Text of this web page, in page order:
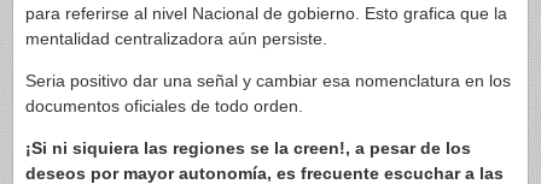
para referirse al nivel Nacional de gobierno. Esto grafica que la
mentalidad centralizadora aún persiste.
Seria positivo dar una señal y cambiar esa nomenclatura en los
documentos oficiales de todo orden.
¡Si ni siquiera las regiones se la creen!, a pesar de los
deseos por mayor autonomía, es frecuente escuchar a las